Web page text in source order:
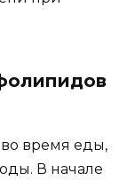
во время еды,
В начале